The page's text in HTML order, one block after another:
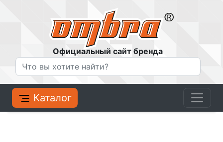
Официальный сайт бренда
Каталог